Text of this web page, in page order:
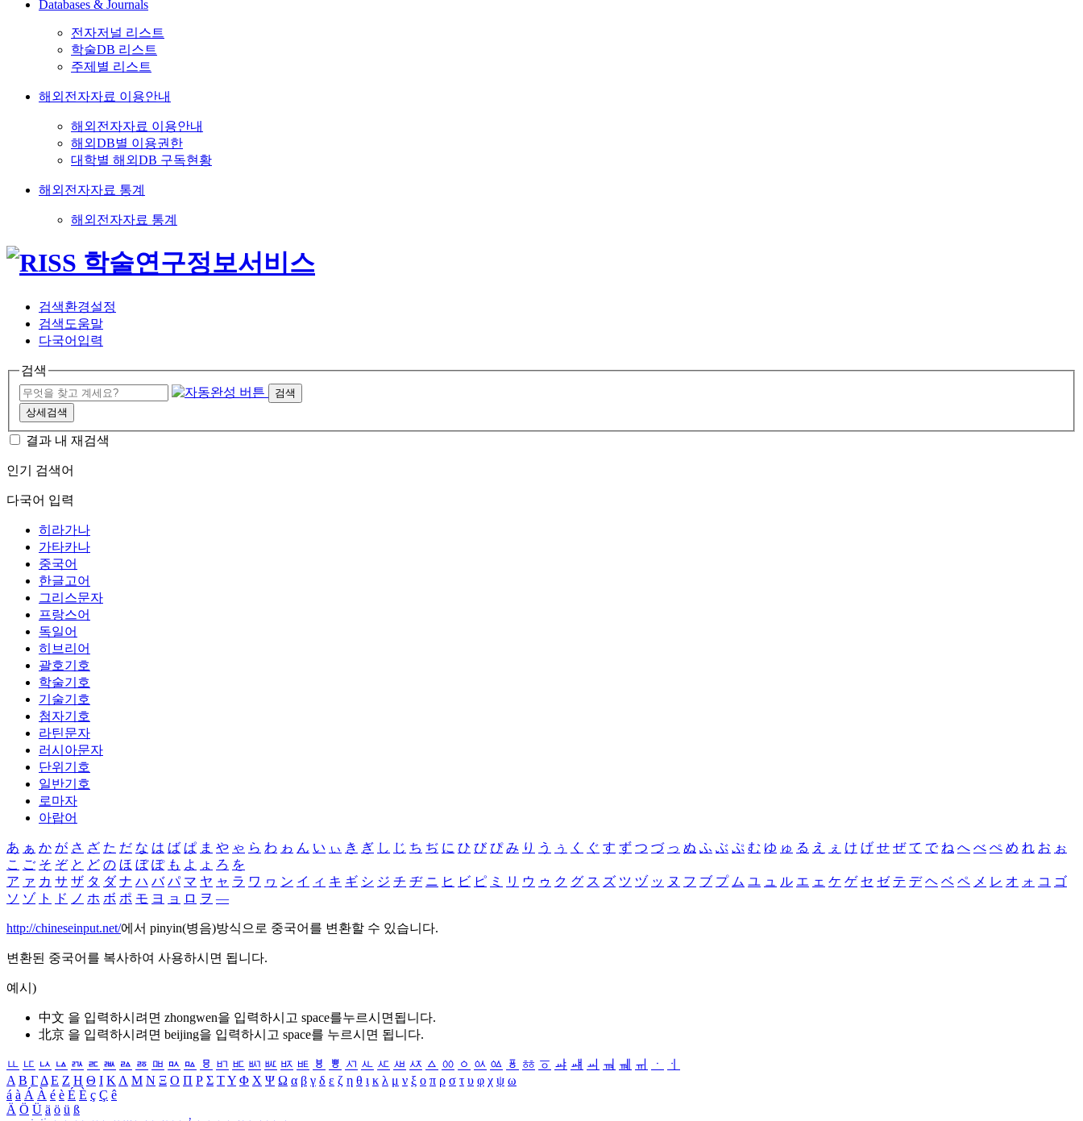
Databases & Journals
전자저널 리스트
학술DB 리스트
주제별 리스트
해외전자자료 이용안내
해외전자자료 이용안내
해외DB별 이용권한
대학별 해외DB 구독현황
해외전자자료 통계
해외전자자료 통계
검색환경설정
검색도움말
다국어입력
검색
검색
상세검색
결과 내 재검색
인기 검색어
다국어 입력
히라가나
가타카나
중국어
한글고어
그리스문자
프랑스어
독일어
히브리어
괄호기호
학술기호
기술기호
첨자기호
라틴문자
러시아문자
단위기호
일반기호
로마자
아랍어
あ ぁ か が さ ざ た だ な は ば ぱ ま や ゃ ら わ ゎ ん い ぃ き ぎ し じ ち ぢ に ひ び ぴ み り う ぅ く ぐ す ず つ づ っ ぬ ふ ぶ ぷ む ゆ ゅ る え ぇ け げ せ ぜ て で ね へ べ ぺ め れ お ぉ
こ ご そ ぞ と ど の ほ ぼ ぽ も よ ょ ろ を
ア ァ カ サ ザ タ ダ ナ ハ バ パ マ ヤ ャ ラ ワ ヮ ン イ ィ キ ギ シ ジ チ ヂ ニ ヒ ビ ピ ミ リ ウ ゥ ク グ ス ズ ツ ヅ ッ ヌ フ ブ プ ム ユ ュ ル エ ェ ケ ゲ セ ゼ テ デ ヘ ベ ペ メ レ オ ォ コ ゴ
ソ ゾ ト ド ノ ホ ボ ポ モ ヨ ョ ロ ヲ ―
http://chineseinput.net/에서 pinyin(병음)방식으로 중국어를 변환할 수 있습니다.
변환된 중국어를 복사하여 사용하시면 됩니다.
예시)
中文 을 입력하시려면 zhongwen을 입력하시고 space를누르시면됩니다.
北京 을 입력하시려면 beijing을 입력하시고 space를 누르시면 됩니다.
ㅥ ㅦ ㅧ ㅨ ㅩ ㅪ ㅫ ㅬ ㅭ ㅮ ㅯ ㅰ ㅱ ㅲ ㅳ ㅴ ㅵ ㅶ ㅷ ㅸ ㅹ ㅺ ㅻ ㅼ ㅽ ㅾ ㅿ ㆀ ㆁ ㆂ ㆃ ㆄ ㆅ ㆆ ㆇ ㆈ ㆉ ㆊ ㆋ ㆌ ㆍ
ㆎ
Α Β ΓΔ Ε Ζ Η Θ Ι ΚΛ Μ Ν Ξ Ο Π Ρ Σ ΤΥ Φ Χ Ψ Ω α β γ δ ε ζ η θ ι κ λ μ ν ξ ο π ρ σ τ υ φ χ ψ ω
á à Á À é è É È ç Ç ê
Ä Ö Ü ä ö ü ß